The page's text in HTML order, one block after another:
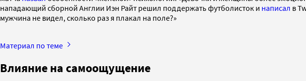
нападающий сборной Англии Иэн Райт решил поддержать футболисток и написал в
мужчина не видел, сколько раз я плакал на поле?»
Материал по теме
Влияние на самоощущение